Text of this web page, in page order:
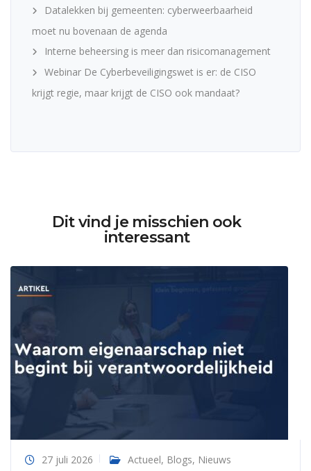
Datalekken bij gemeenten: cyberweerbaarheid
moet nu bovenaan de agenda
Interne beheersing is meer dan risicomanagement
Webinar De Cyberbeveiligingswet is er: de CISO
krijgt regie, maar krijgt de CISO ook mandaat?
Dit vind je misschien ook
interessant
27 juli 2026 Actueel, Blogs, Nieuws